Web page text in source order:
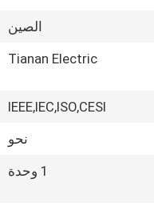
الصين
Tianan Electric
IEEE,IEC,ISO,CESI
نحو
1 وحدة